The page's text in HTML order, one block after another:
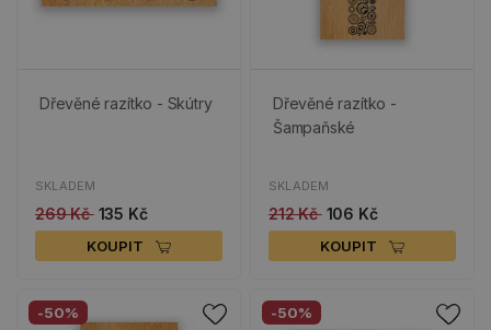
Dřevěné razítko - Skútry
SKLADEM
269 Kč 135 Kč
KOUPIT
Dřevěné razítko -
Šampaňské
SKLADEM
212 Kč 106 Kč
KOUPIT
-50%
-50%